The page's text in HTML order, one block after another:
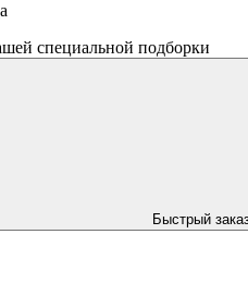
специальной подборки
Быстрый